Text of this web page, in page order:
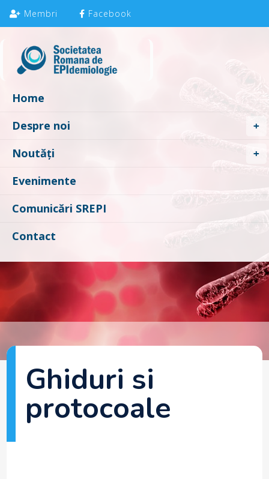
Membri Facebook
Home
Despre noi
Noutăți
Evenimente
Comunicări SREPI
Contact
Ghiduri si
protocoale